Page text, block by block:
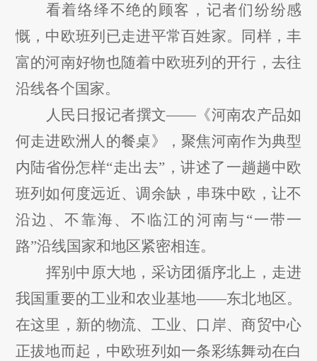
看着络绎不绝的顾客，记者们纷纷感
慨，中欧班列已走进平常百姓家。同样，丰
富的河南好物也随着中欧班列的开行，去往
沿线各个国家。
人民日报记者撰文——《河南农产品如
何走进欧洲人的餐桌》，聚焦河南作为典型
内陆省份怎样“走出去”，讲述了一趟趟中欧
班列如何度远近、调余缺，串珠中欧，让不
沿边、不靠海、不临江的河南与“一带一
路”沿线国家和地区紧密相连。
挥别中原大地，采访团循序北上，走进
我国重要的工业和农业基地——东北地区。
在这里，新的物流、工业、口岸、商贸中心
正拔地而起，中欧班列如一条彩练舞动在白